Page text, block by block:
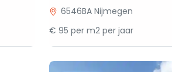
6546BA Nijmegen
€ 95 per m2 per jaar